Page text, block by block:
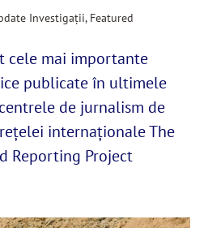
Investigații, Featured
cele mai importante
publicate în ultimele
de jurnalism de
internaționale The
Reporting Project